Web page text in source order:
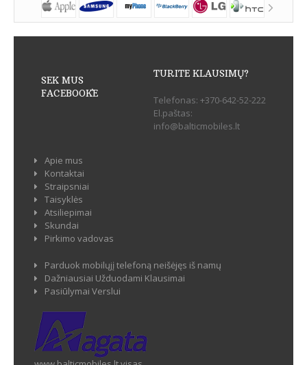
SEK MUS
FACEBOOK`E
TURITE KLAUSIMŲ?
Telefonas: +370-642-52-222
El.paštas:
info@balticmobiles.lt
Apie mus
Kontaktai
Straipsniai
Taisyklės
Atsiliepimai
Skundai
Pirkimo vadovas
Parduok mobilųjį telefoną neišėjęs iš namų
Dažniausiai Užduodami Klausimai
Pasiūlymai Verslui